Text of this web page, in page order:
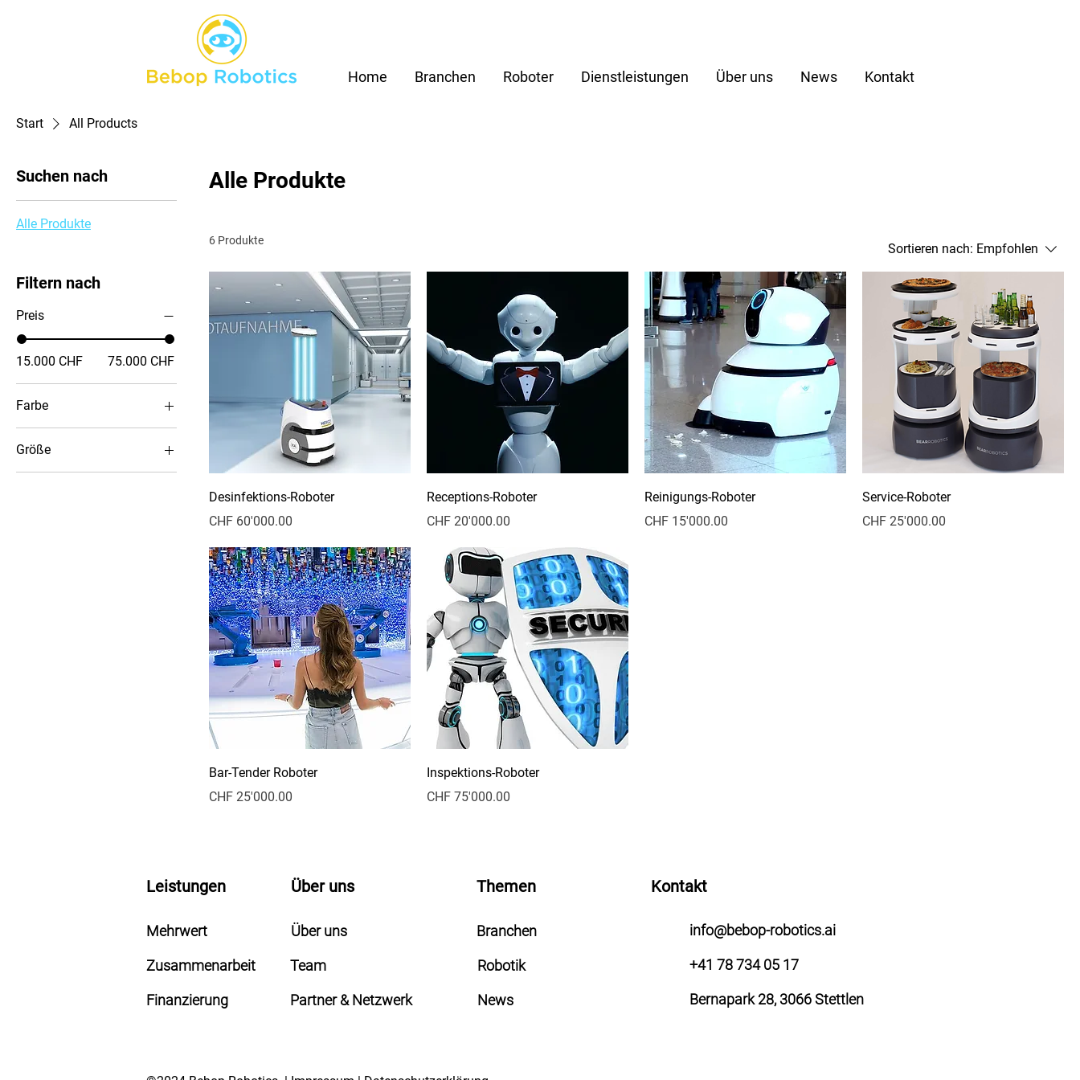
Home Branchen Roboter Dienstleistungen Über uns News Kontakt
Start All Products
Suchen nach
Alle Produkte
Filtern nach
Preis
15.000 CHF 75.000 CHF
Farbe
Größe
L
Alle Produkte
6 Produkte
Sortieren nach: Empfohlen
Desinfektions-Roboter
Preis
CHF 60'000.00
Receptions-Roboter
Preis
CHF 20'000.00
Reinigungs-Roboter
Preis
CHF 15'000.00
Service-Roboter
Preis
CHF 25'000.00
Bar-Tender Roboter
Preis
CHF 25'000.00
Inspektions-Roboter
Preis
CHF 75'000.00
Leistungen
Mehrwert
Zusammenarbeit
Finanzierung
Über uns
Über uns
Team
Partner & Netzwerk
Themen
Branchen
Robotik
News
Kontakt
info@bebop-robotics.ai
+41 78 734 05 17
Bernapark 28, 3066 Stettlen